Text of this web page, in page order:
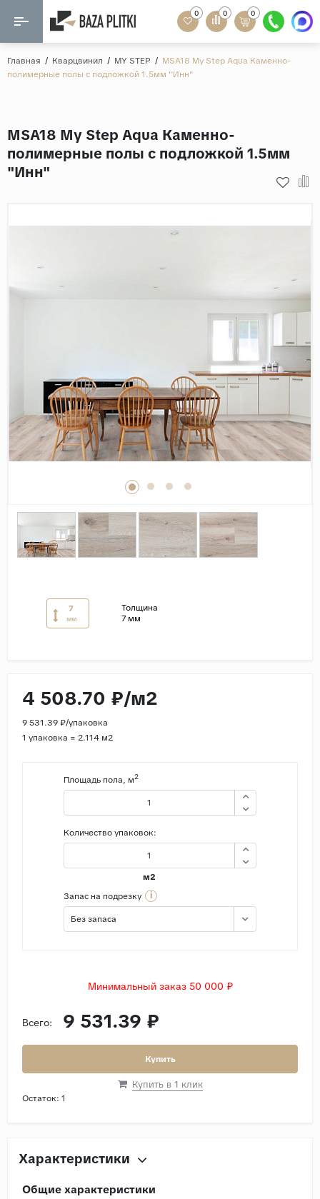
Назад Назад
60х60
20x120
Мрамор
Дерево
Камень
Оникс
Декор
Моноколор
Матовая
Лаппатированная
Испания
Италия
Мозаика
0 0 0
Главная / Кварцвинил / MY STEP / MSA18 My Step Aqua Каменно-
полимерные полы с подложкой 1.5мм "Инн"
MSA18 My Step Aqua Каменно-
полимерные полы с подложкой 1.5мм
"Инн"
7
мм
Толщина
7 мм
4 508.70 ₽/м2
9 531.39 ₽/упаковка
1 упаковка = 2.114 м2
Площадь пола, м2
Количество упаковок:
м2
Запас на подрезку
i
Без запаса
Минимальный заказ 50 000 ₽
Всего: 9 531.39 ₽
Купить
Купить в 1 клик
Остаток: 1
Характеристики
Общие характеристики